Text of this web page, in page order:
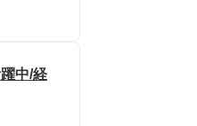
中/経